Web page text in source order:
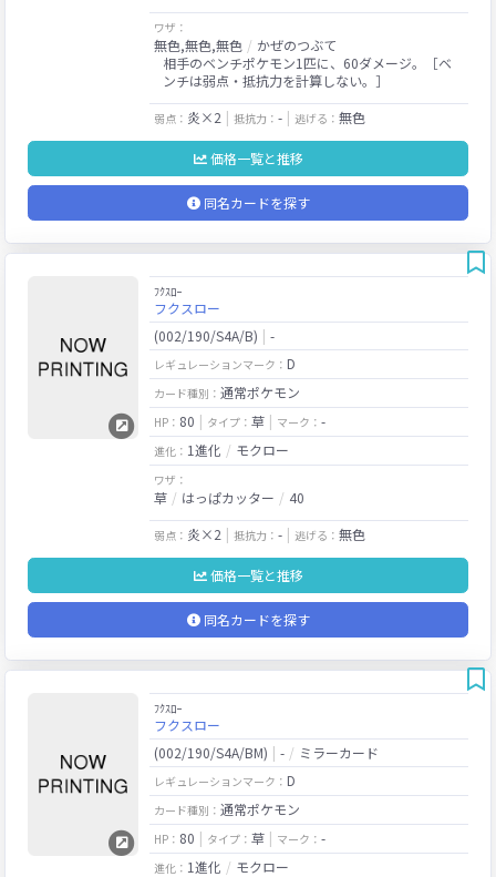
ワザ：
無色,無色,無色
かぜのつぶて
相手のベンチポケモン1匹に、60ダメージ。［ベ
ンチは弱点・抵抗力を計算しない。］
弱点： 炎×2 抵抗力： - 逃げる： 無色
価格一覧と推移
同名カードを探す
ﾌｸｽﾛｰ
フクスロー
(002/190/S4A/B)
-
レギュレーションマーク： D
カード種別： 通常ポケモン
HP： 80 タイプ： 草 マーク： -
進化： 1進化 モクロー
ワザ：
草 はっぱカッター 40
弱点： 炎×2 抵抗力： - 逃げる： 無色
価格一覧と推移
同名カードを探す
ﾌｸｽﾛｰ
フクスロー
(002/190/S4A/BM)
- ミラーカード
レギュレーションマーク： D
カード種別： 通常ポケモン
HP： 80 タイプ： 草 マーク： -
進化： 1進化 モクロー